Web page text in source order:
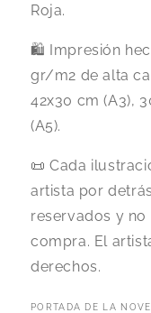
Roja.
🛍️ Impresión
gr/m2 de alta
42x30 cm (A3),
(A5).
📜 Cada
artista por
reservados y no
compra. El
derechos.
PORTADA DE LA